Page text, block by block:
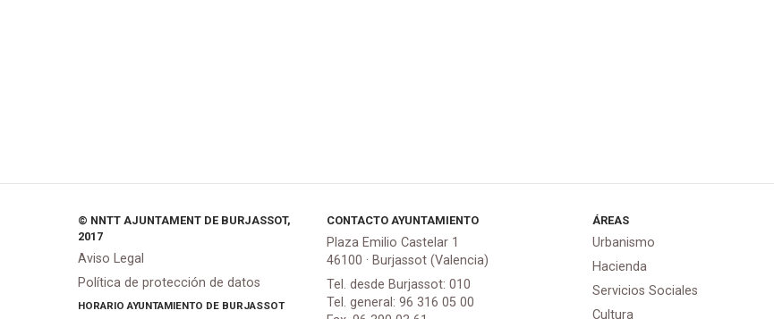
© NNTT AJUNTAMENT DE BURJASSOT,
2017
Aviso Legal
Política de protección de datos
HORARIO AYUNTAMIENTO DE BURJASSOT
CONTACTO AYUNTAMIENTO
Plaza Emilio Castelar 1
46100 · Burjassot (Valencia)
Tel. desde Burjassot: 010
Tel. general: 96 316 05 00
ÁREAS
Urbanismo
Hacienda
Servicios Sociales
Cultura